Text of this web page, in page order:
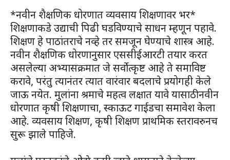
*नवीन शैक्षणिक धोरणात व्यवसाय शिक्षणावर भर*
शिक्षणाकडे उद्याची पिढी घडविण्याचे साधन म्हणून पहावे.
शिक्षण हे पाठांतराचे नव्हे तर समजून घेण्याचे शास्त्र आहे.
नवीन शैक्षणिक धोरणानुसार एससीईआरटी तयार करत
असलेल्या अभ्यासक्रमात जे सर्वोत्कृष्ट आहे ते समाविष्ट
करावे, परंतु त्यानंतर त्यात वारंवार बदलाचे प्रयोगही केले
जाऊ नयेत. मुलांना श्रमाचे महत्व लक्षात यावे यासाठी नवीन
धोरणात कृषी शिक्षणाचा, स्काऊट गाईडचा समावेश केला
आहे. व्यवसाय शिक्षण, कृषी शिक्षण प्राथमिक स्तरावरुनच
सुरू झाले पाहिजे.